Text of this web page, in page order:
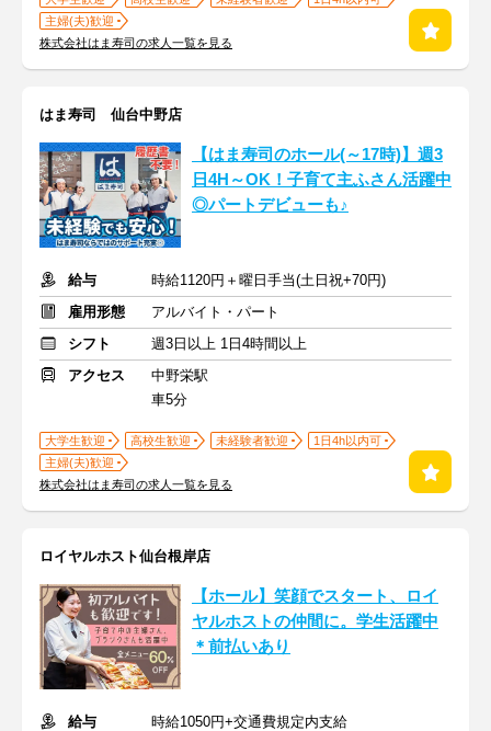
主婦(夫)歓迎
株式会社はま寿司の求人一覧を見る
はま寿司 仙台中野店
【はま寿司のホール(～17時)】週3
日4H～OK！子育て主ふさん活躍中
◎パートデビューも♪
給与
時給1120円＋曜日手当(土日祝+70円)
雇用形態
アルバイト・パート
シフト
週3日以上 1日4時間以上
アクセス
中野栄駅
車5分
大学生歓迎 高校生歓迎 未経験者歓迎
1日4h以内可
主婦(夫)歓迎
株式会社はま寿司の求人一覧を見る
ロイヤルホスト仙台根岸店
【ホール】笑顔でスタート、ロイ
ヤルホストの仲間に。学生活躍中
＊前払いあり
給与
時給1050円+交通費規定内支給